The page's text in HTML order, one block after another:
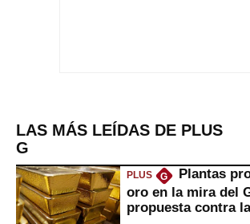
LAS MÁS LEÍDAS DE PLUS
G
PLUS G
Plantas
oro en la mira del
propuesta contra